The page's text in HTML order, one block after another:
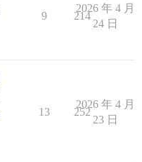
9 214
2026 年 4 月
24 日
13 252
2026 年 4 月
23 日